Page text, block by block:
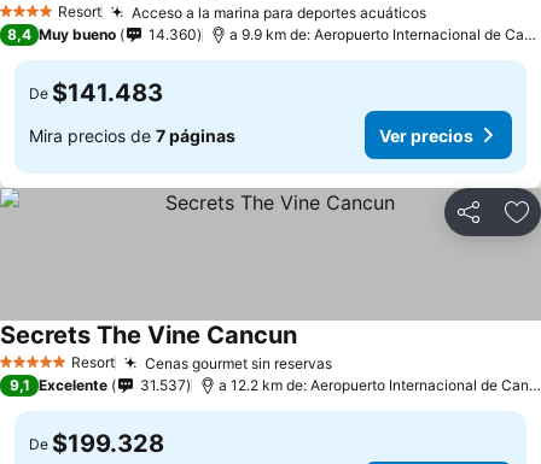
4 EstrellasResort Acceso a la marina para deportes acuáticos
8,4 Muy bueno 14.360 a 9.9 km de: Aeropuerto Internacional de Cancún
De $141.483
Mira precios de 7 páginas Ver precios
Compartir
5 Estrellas Resort Cenas gourmet sin reservas
Secrets The Vine Cancun
9,1 Excelente 31.537 a 12.2 km de: Aeropuerto Internacional de Cancún
De $199.328